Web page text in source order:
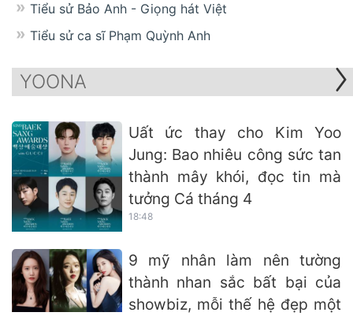
Tiểu sử Bảo Anh - Giọng hát Việt
Tiểu sử ca sĩ Phạm Quỳnh Anh
YOONA
Uất ức thay cho Kim Yoo
Jung: Bao nhiêu công sức tan
thành mây khói, đọc tin mà
tưởng Cá tháng 4
18:48
9 mỹ nhân làm nên tường
thành nhan sắc bất bại của
showbiz, mỗi thế hệ đẹp một